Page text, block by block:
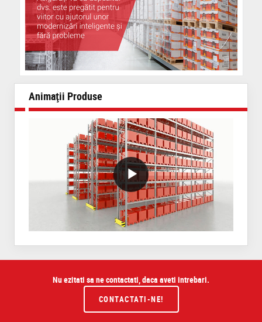
Animaţii Produse
VideoWithLightboxBlock
Nu ezitati sa ne contactati, daca aveti intrebari.
CONTACTATI-NE!